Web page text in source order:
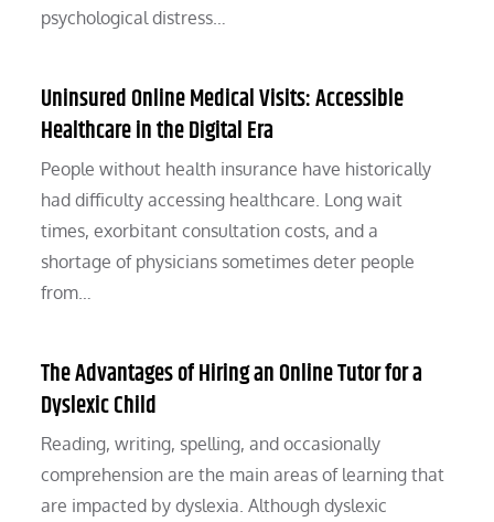
psychological distress…
Uninsured Online Medical Visits: Accessible
Healthcare in the Digital Era
People without health insurance have historically
had difficulty accessing healthcare. Long wait
times, exorbitant consultation costs, and a
shortage of physicians sometimes deter people
from…
The Advantages of Hiring an Online Tutor for a
Dyslexic Child
Reading, writing, spelling, and occasionally
comprehension are the main areas of learning that
are impacted by dyslexia. Although dyslexic